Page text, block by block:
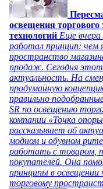
освещения
технологий Еще вчера
работал принцип: чем
пространство
продаж. Сегодня
актуальность. На
продуманную
правильно
SR по освещению
компании «Точка
рассказывает об
модном и обувном
работать с товаром,
покупателей. Она
принципы в освещении
торговому